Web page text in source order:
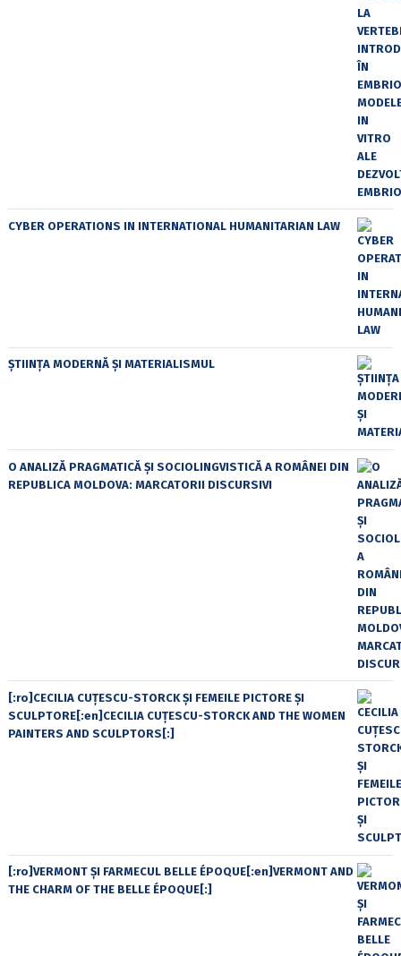
CYBER OPERATIONS IN INTERNATIONAL HUMANITARIAN LAW
ȘTIINȚA MODERNĂ ȘI MATERIALISMUL
O ANALIZĂ PRAGMATICĂ ȘI SOCIOLINGVISTICĂ A ROMÂNEI DIN
REPUBLICA MOLDOVA: MARCATORII DISCURSIVI
[:ro]CECILIA CUŢESCU-STORCK ŞI FEMEILE PICTORE ŞI
SCULPTORE[:en]CECILIA CUŢESCU-STORCK AND THE WOMEN
PAINTERS AND SCULPTORS[:]
[:ro]VERMONT ȘI FARMECUL BELLE ÉPOQUE[:en]VERMONT AND
THE CHARM OF THE BELLE ÉPOQUE[:]